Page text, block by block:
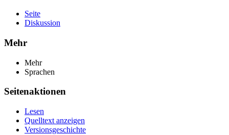
Seite
Diskussion
Mehr
Mehr
Sprachen
Seitenaktionen
Lesen
Quelltext anzeigen
Versionsgeschichte